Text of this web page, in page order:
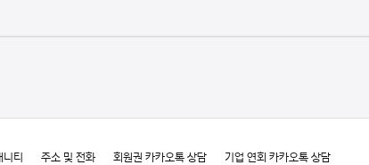
티 주소 및 전화 회원권 카카오톡 상담 기업 연회 카카오톡 상담